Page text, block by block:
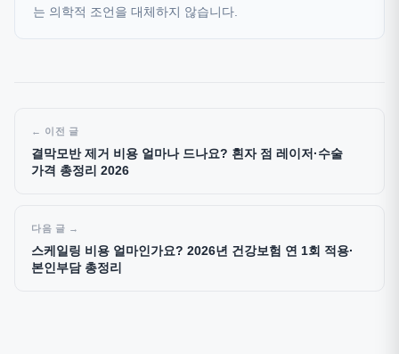
는 의학적 조언을 대체하지 않습니다.
이전 글
결막모반 제거 비용 얼마나 드나요? 흰자 점 레이저·수술
가격 총정리 2026
다음 글
스케일링 비용 얼마인가요? 2026년 건강보험 연 1회 적용·
본인부담 총정리